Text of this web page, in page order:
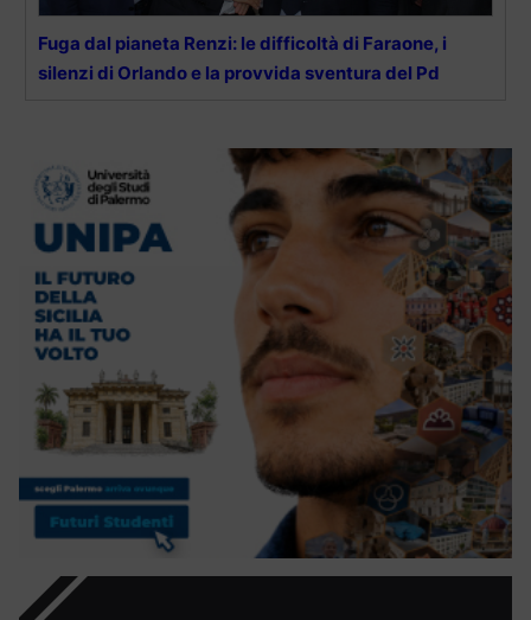
Fuga dal pianeta Renzi: le difficoltà di Faraone, i
silenzi di Orlando e la provvida sventura del Pd